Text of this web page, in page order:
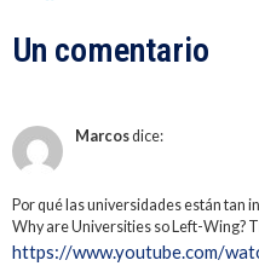
Un comentario
Marcosdice:
Por qué las universidades están tan
Why are Universities so Left-Wing?
https://www.youtube.com/